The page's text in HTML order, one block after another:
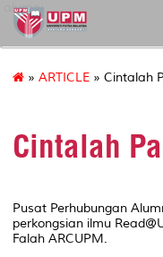
alumni
» ARTICLE » Cintalah
Cintalah
Pusat Perhubungan
perkongsian ilmu
Falah ARCUPM.